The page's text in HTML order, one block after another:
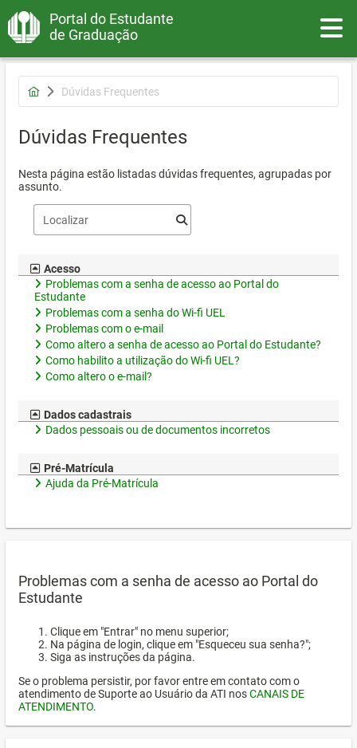
Portal do Estudante
de Graduação
Dúvidas Frequentes
Dúvidas Frequentes
Nesta página estão listadas dúvidas frequentes, agrupadas por
assunto.
Acesso
Problemas com a senha de acesso ao Portal do
Estudante
Problemas com a senha do Wi-fi UEL
Problemas com o e-mail
Como altero a senha de acesso ao Portal do Estudante?
Como habilito a utilização do Wi-fi UEL?
Como altero o e-mail?
Dados cadastrais
Dados pessoais ou de documentos incorretos
Pré-Matrícula
Ajuda da Pré-Matrícula
Problemas com a senha de acesso ao Portal do
Estudante
Clique em "Entrar" no menu superior;
Na página de login, clique em "Esqueceu sua senha?";
Siga as instruções da página.
Se o problema persistir, por favor entre em contato com o
atendimento de Suporte ao Usuário da ATI nosCANAIS DE
ATENDIMENTO.